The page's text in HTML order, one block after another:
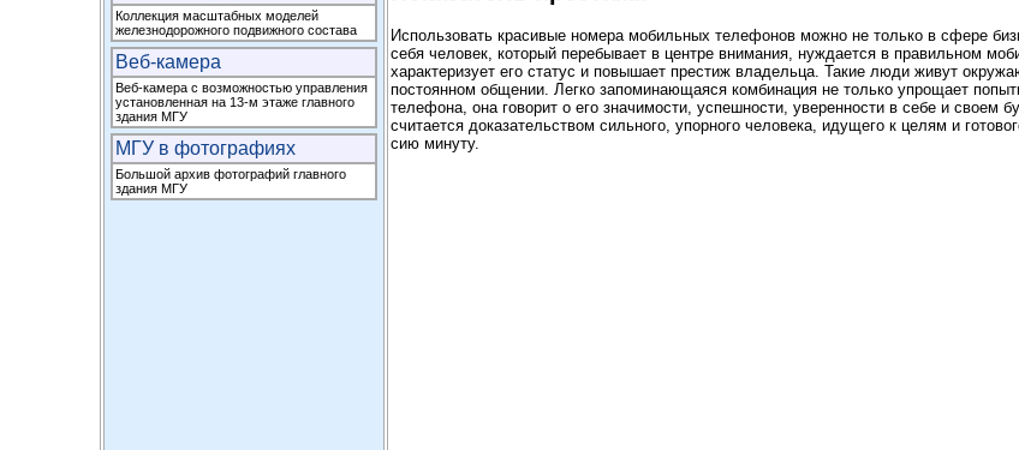
Использовать красивые номера мобильных телефонов можно не только в сфере
себя человек, который перебывает в центре внимания, нуждается в правильном
характеризует его статус и повышает престиж владельца. Такие люди живут
постоянном общении. Легко запоминающаяся комбинация не только упрощает
телефона, она говорит о его значимости, успешности, уверенности в себе и своем
считается доказательством сильного, упорного человека, идущего к целям и
сию минуту.
Коллекция масштабных моделей
железнодорожного подвижного состава
Веб-камера
Веб-камера с возможностью управления
установленная на 13-м этаже главного
здания МГУ
МГУ в фотографиях
Большой архив фотографий главного
здания МГУ